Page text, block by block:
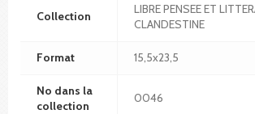
Collection
LIBRE PENSEE ET
CLANDESTINE
Format 15,5x23,5
No dans la
collection
0046